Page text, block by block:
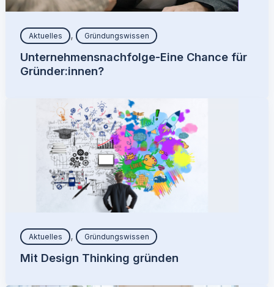
Aktuelles , Gründungswissen
Unternehmensnachfolge-Eine Chance für
Gründer:innen?
Aktuelles , Gründungswissen
Mit Design Thinking gründen